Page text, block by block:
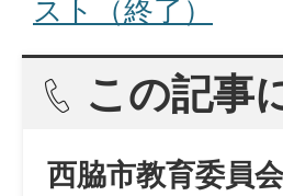
スト（終了）
この記事
西脇市教育委員